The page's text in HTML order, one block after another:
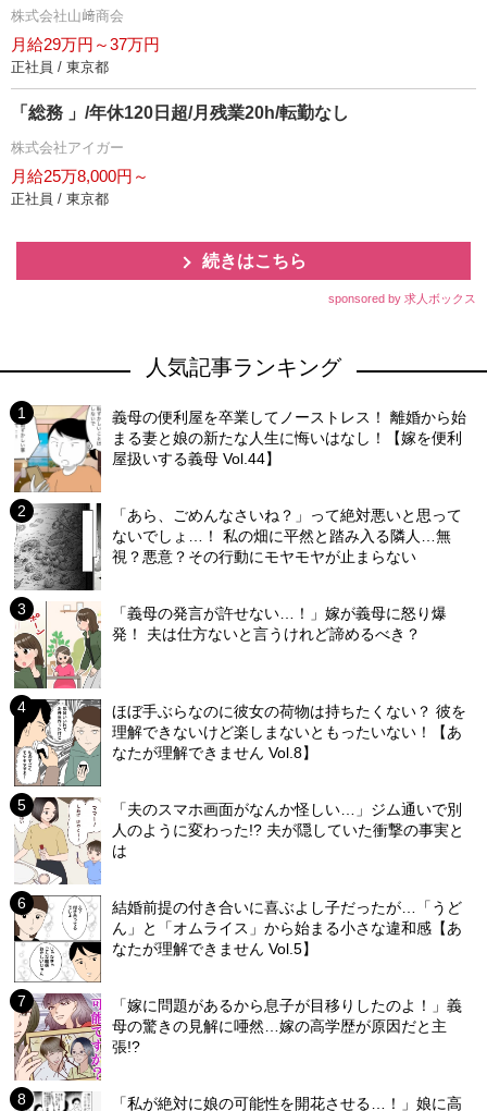
株式会社山﨑商会
月給29万円～37万円
正社員 / 東京都
「総務 」/年休120日超/月残業20h/転勤なし
株式会社アイガー
月給25万8,000円～
正社員 / 東京都
続きはこちら
sponsored by 求人ボックス
人気記事ランキング
義母の便利屋を卒業してノーストレス！ 離婚から始
まる妻と娘の新たな人生に悔いはなし！【嫁を便利
屋扱いする義母 Vol.44】
「あら、ごめんなさいね？」って絶対悪いと思って
ないでしょ…！ 私の畑に平然と踏み入る隣人…無
視？悪意？その行動にモヤモヤが止まらない
「義母の発言が許せない…！」嫁が義母に怒り爆
発！ 夫は仕方ないと言うけれど諦めるべき？
ほぼ手ぶらなのに彼女の荷物は持ちたくない？ 彼を
理解できないけど楽しまないともったいない！【あ
なたが理解できません Vol.8】
「夫のスマホ画面がなんか怪しい…」ジム通いで別
人のように変わった!? 夫が隠していた衝撃の事実と
は
結婚前提の付き合いに喜ぶよし子だったが…「うど
ん」と「オムライス」から始まる小さな違和感【あ
なたが理解できません Vol.5】
「嫁に問題があるから息子が目移りしたのよ！」義
母の驚きの見解に唖然…嫁の高学歴が原因だと主
張!?
「私が絶対に娘の可能性を開花させる…！」娘に高